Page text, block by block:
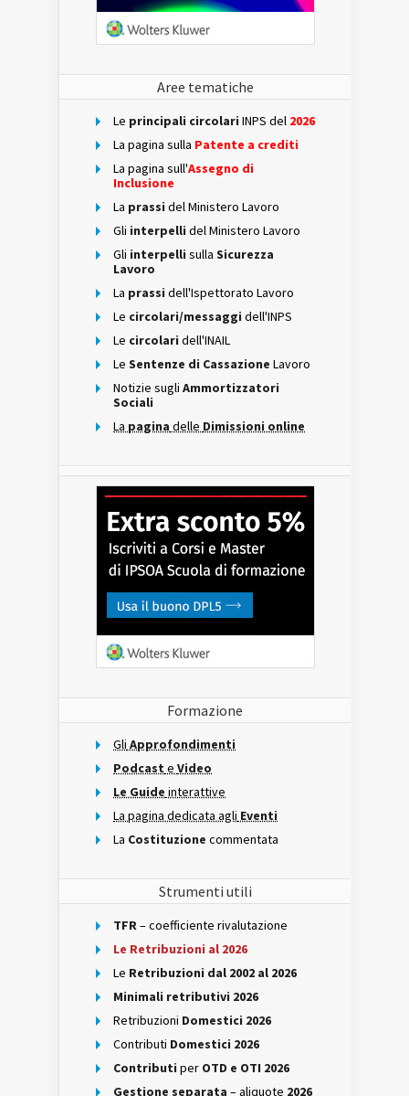
Aree tematiche
Le principali circolari INPS del 2026
La pagina sulla Patente a crediti
La pagina sull'Assegno di
Inclusione
La prassi del Ministero Lavoro
Gli interpelli del Ministero Lavoro
Gli interpelli sulla Sicurezza
Lavoro
La prassi dell'Ispettorato Lavoro
Le circolari/messaggi dell'INPS
Le circolari dell'INAIL
Le Sentenze di Cassazione Lavoro
Notizie sugli Ammortizzatori
Sociali
La pagina delle Dimissioni online
Formazione
Gli Approfondimenti
Podcast e Video
Le Guide interattive
La pagina dedicata agli Eventi
La Costituzione commentata
Strumenti utili
TFR– coefficiente rivalutazione
Le Retribuzioni al 2026
Le Retribuzioni dal 2002 al 2026
Minimali retributivi 2026
Retribuzioni Domestici 2026
Contributi Domestici 2026
Contributi per OTD e OTI 2026
Gestione separata – aliquote 2026